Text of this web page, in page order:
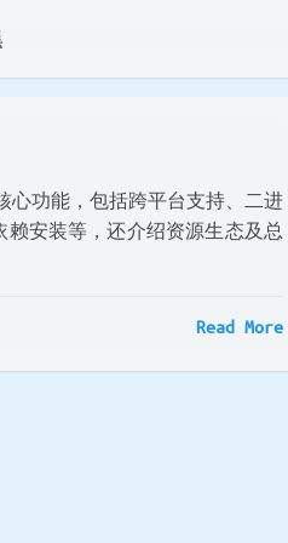
心功能，包括跨平台支持、二进
安装等，还介绍资源生态及总
Read More